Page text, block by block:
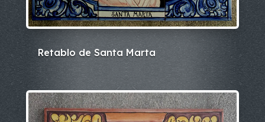
Retablo de Santa Marta